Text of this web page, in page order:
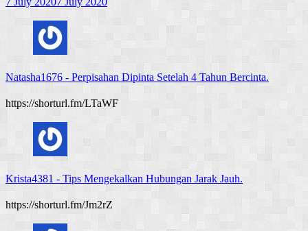
Natasha1676 - Perpisahan Dipinta Setelah 4 Tahun Bercinta.
https://shorturl.fm/LTaWF
Krista4381 - Tips Mengekalkan Hubungan Jarak Jauh.
https://shorturl.fm/Jm2rZ